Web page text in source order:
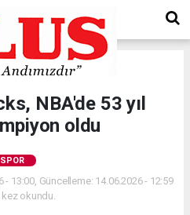
NBA'de 53 yıl
oldu
SPOR
13:00, Güncelleme: 14.06.2026 - 12:59
okundu.